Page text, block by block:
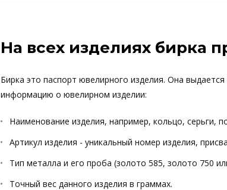
На всех изделиях бирка
Бирка это паспорт ювелирного изделия. Она
информацию о ювелирном изделии:
Наименование изделия, например, кольцо, серьги,
Артикул изделия - уникальный номер изделия,
Тип металла и его проба (золото 585, золото 750
Точный вес данного изделия в граммах.